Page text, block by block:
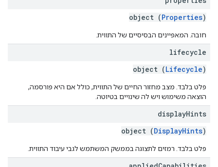
object (Properties)
חובה. המאפיינים הבסיסיים של התווית.
lifecycle
object (Lifecycle)
פלט בלבד. מצב מחזור החיים של התווית, כולל אם היא פורסמה,
הוצאה משימוש ויש לה שינויים בטיוטה.
displayHints
object (DisplayHints)
פלט בלבד. רמזים לתצוגה בממשק המשתמש לגבי עיבוד התווית.